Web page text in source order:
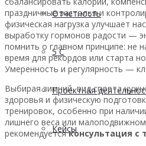
Отчетность
5 С
Проектная
Кейсы
праздничные застолья и
физическая нагрузка улучшает
выработку гормонов радости —
помнить о главном принципе: не
время для рекордов или старта
Умеренность и регулярность —
Выбирая зимний вид спорта
здоровья и физическую
тренировок, особенно при
лишнего веса или
рекомендуетсяконсультация с